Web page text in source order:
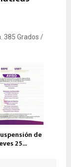
385 Grados /
de
25...